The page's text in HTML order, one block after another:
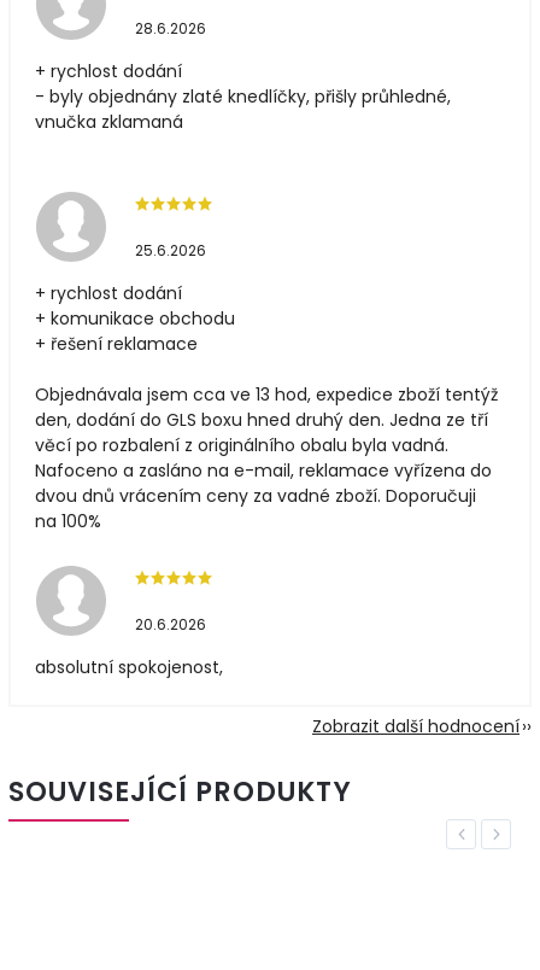
28.6.2026
+ rychlost dodání
- byly objednány zlaté knedlíčky, přišly průhledné,
vnučka zklamaná
25.6.2026
+ rychlost dodání
+ komunikace obchodu
+ řešení reklamace
Objednávala jsem cca ve 13 hod, expedice zboží tentýž
den, dodání do GLS boxu hned druhý den. Jedna ze tří
věcí po rozbalení z originálního obalu byla vadná.
Nafoceno a zasláno na e-mail, reklamace vyřízena do
dvou dnů vrácením ceny za vadné zboží. Doporučuji
na 100%
20.6.2026
absolutní spokojenost,
Zobrazit další hodnocení
SOUVISEJÍCÍ PRODUKTY
Previous
Next